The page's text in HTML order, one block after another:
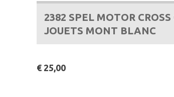
2382 SPEL MOTOR CROSS
JOUETS MONT BLANC
€ 25,00